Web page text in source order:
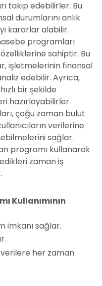
takip edebilirler. Bu
durumlarını anlık
kararlar alabilir.
programları
sahiptir. Bu
işletmelerinin finansal
edebilir. Ayrıca,
bir şekilde
hazırlayabilirler.
çoğu zaman bulut
verilerine
sağlar.
programı kullanarak
zaman iş
Kullanımının
imkanı sağlar.
verilere her zaman